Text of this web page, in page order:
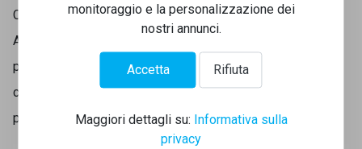
Come funziona? Semplice, basta telefonare o scrivere ad
Alberto Pontirol 366 5358203 -
per prenotarla e potrete ritirare le chiavi o vi accorderete
con eventuali altri soci che saranno presenti nello stesso
periodo.
monitoraggio e la personalizzazione dei
nostri annunci.
Accetta Rifiuta
Maggiori dettagli su: Informativa sulla
privacy